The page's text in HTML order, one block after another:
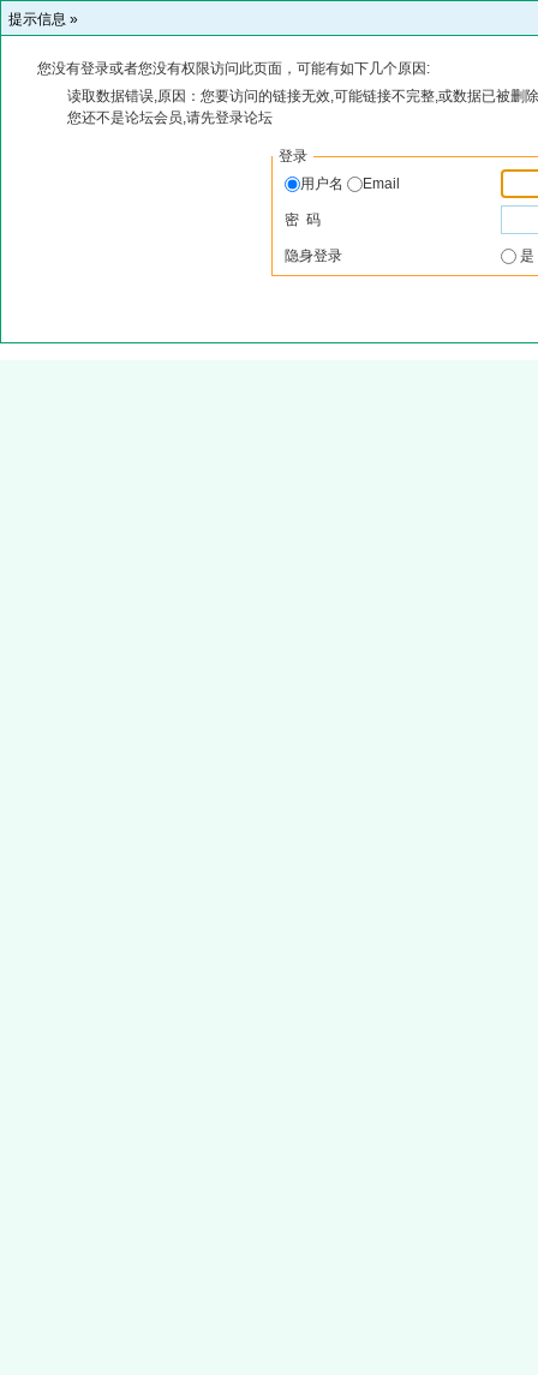
提示信息 »
您没有登录或者您没有权限访问此页面，可能有如下几个原因:
读取数据错误,原因：您要访问的链接无效,可能链接不完整,或数据已被删
您还不是论坛会员,请先登录论坛
登录
用户名
Email
密 码
隐身登录